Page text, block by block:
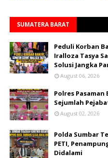
SUMATERA BARAT
Peduli Korban
Iralloza Tasya
Solusi Jangka
August 06, 2026
Polres Pasaman
Sejumlah
August 02, 2026
Polda Sumbar
PETI,
Didalami